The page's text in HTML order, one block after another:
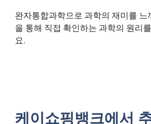
완자통합과학으로 과학의 재미를 느
을 통해 직접 확인하는 과학의 원리
요.
케이쇼핑뱅크에서